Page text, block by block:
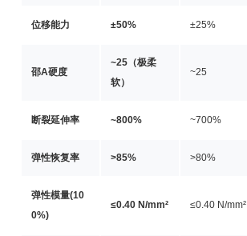
位移能力 ±50% ±25%
邵A硬度
~25（极柔
软）
~25
断裂延伸率 ~800% ~700%
弹性恢复率 >85% >80%
弹性模量(10
0%)
≤0.40 N/mm² ≤0.40 N/mm²